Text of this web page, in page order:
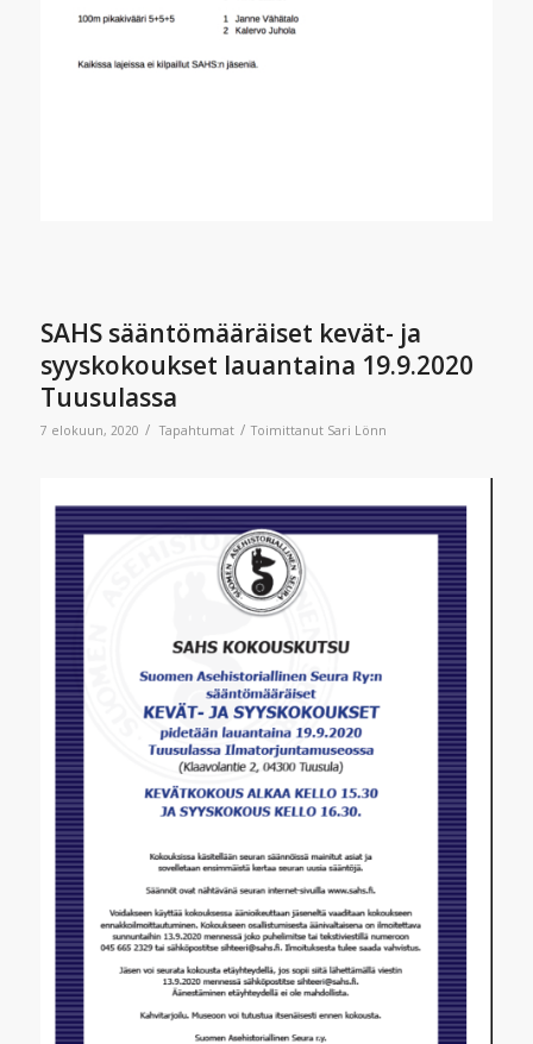
SAHS sääntömääräiset kevät- ja
syyskokoukset lauantaina 19.9.2020
Tuusulassa
7 elokuun, 2020 / Tapahtumat / Toimittanut Sari Lönn